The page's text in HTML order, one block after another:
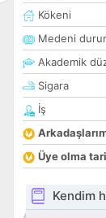
Kökeni
Medeni
Akademik
Sigara
İş
Üye olma
Kendim